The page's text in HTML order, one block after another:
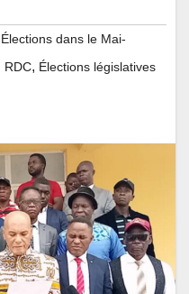
Élections dans le Mai-
RDC, Élections législatives